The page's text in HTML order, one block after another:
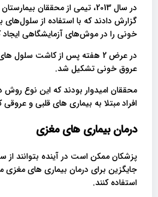
در سال 2013، تیمی از محققان
گزارش دادند که با استفاده از سلول‌های
خونی را در موش‌های آزمایشگاهی ایجاد
در عرض 2 هفته پس از کاشت سلول
عروق خونی تشکیل شد.
محققان امیدوار بودند که این نوع روش
افراد مبتلا به بیماری های قلبی و
درمان بیماری های مغزی
پزشکان ممکن است در آینده بتوانند
جایگزین برای درمان بیماری های مغزی
استفاده کنند.